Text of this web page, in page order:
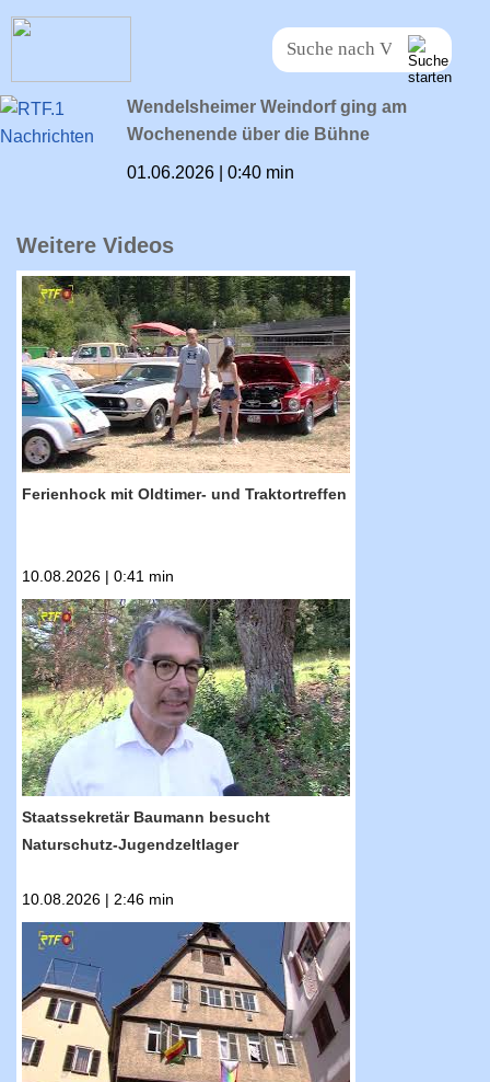
Wendelsheimer Weindorf ging am
Wochenende über die Bühne
01.06.2026 | 0:40 min
Weitere Videos
RTF.1-Nachrichten: Ferienhock mit Oldtimer-
und Traktortreffen
Ferienhock mit Oldtimer- und Traktortreffen
10.08.2026 | 0:41 min
RTF.1-Nachrichten: Staatssekretär Baumann
besucht Naturschutz-Jugendzeltlager
Staatssekretär Baumann besucht
Naturschutz-Jugendzeltlager
10.08.2026 | 2:46 min
RTF.1-Nachrichten: Verhandlungen um das
besetzte Haus in der Kronenstraße